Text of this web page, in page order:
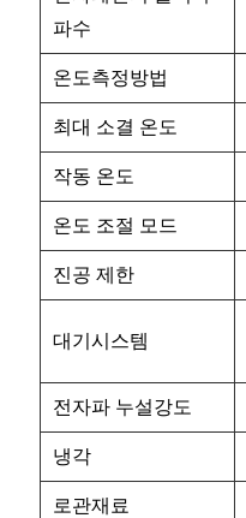
파수
온도측정방법
최대 소결 온도
작동 온도
온도 조절 모드
진공 제한
대기시스템
전자파 누설강도
냉각
로관재료